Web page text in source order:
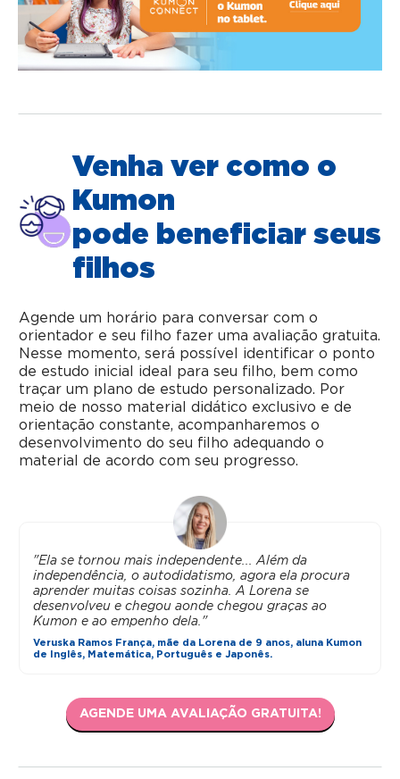
Venha ver como o
Kumon
pode beneficiar seus
filhos
Agende um horário para conversar com o
orientador e seu filho fazer uma avaliação gratuita.
Nesse momento, será possível identificar o ponto
de estudo inicial ideal para seu filho, bem como
traçar um plano de estudo personalizado. Por
meio de nosso material didático exclusivo e de
orientação constante, acompanharemos o
desenvolvimento do seu filho adequando o
material de acordo com seu progresso.
"Ela se tornou mais independente... Além da
independência, o autodidatismo, agora ela procura
aprender muitas coisas sozinha. A Lorena se
desenvolveu e chegou aonde chegou graças ao
Kumon e ao empenho dela."
Veruska Ramos França, mãe da Lorena de 9 anos, aluna Kumon
de Inglês, Matemática, Português e Japonês.
AGENDE UMA AVALIAÇÃO GRATUITA!